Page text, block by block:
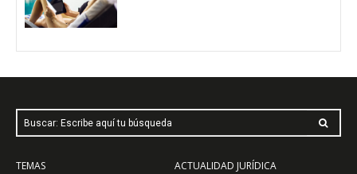
Buscar: Escribe aquí tu búsqueda
TEMAS
ACTUALIDAD JURÍDICA